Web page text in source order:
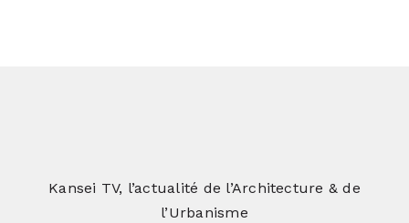
Kansei TV, l’actualité de l’Architecture & de
l’Urbanisme